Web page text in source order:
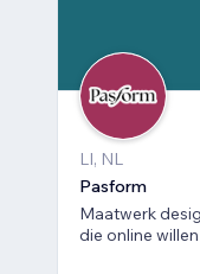
LI, NL
Pasform
Maatwerk
die online